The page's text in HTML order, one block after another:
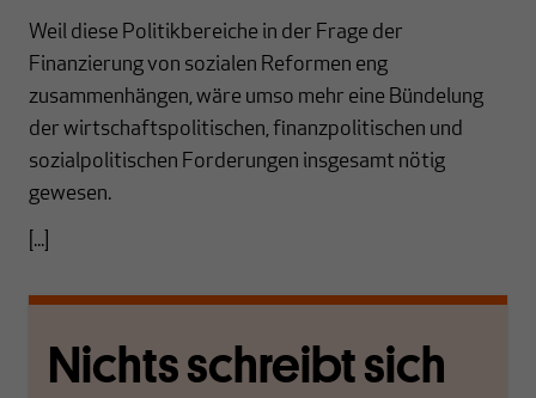
Weil diese Politikbereiche in der Frage der
Finanzierung von sozialen Reformen eng
zusammenhängen, wäre umso mehr eine Bündelung
der wirtschaftspolitischen, finanzpolitischen und
sozialpolitischen Forderungen insgesamt nötig
gewesen.
[...]
Nichts schreibt sich